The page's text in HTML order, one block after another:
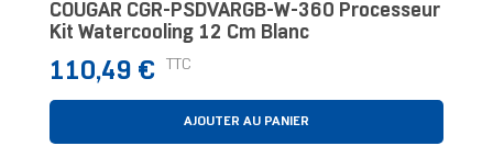
COUGAR CGR-PSDVARGB-W-360 Processeur
Kit Watercooling 12 Cm Blanc
Prix
110,49 € TTC
AJOUTER AU PANIER